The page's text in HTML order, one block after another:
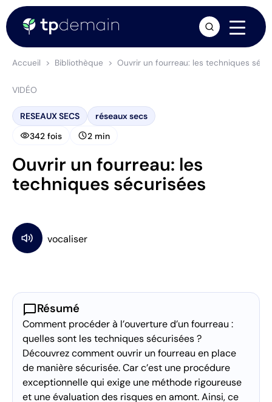
Accueil Bibliothèque Ouvrir un fourreau: les techniques
VIDÉO
RESEAUX SECS réseaux secs
visibility342 fois schedule2 min
Ouvrir un fourreau: les
techniques sécurisées
chat_bubbleRésumé
Comment procéder à l’ouverture d’un fourreau :
quelles sont les techniques sécurisées ?
Découvrez comment ouvrir un fourreau en place
de manière sécurisée. Car c’est une procédure
exceptionnelle qui exige une méthode rigoureuse
et une évaluation des risques en amont. Ainsi, ce
arrow_forward